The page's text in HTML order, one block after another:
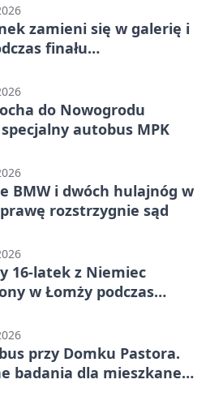
zamieni się w galerię i
finału
do Nowogrodu
autobus MPK
BMW i dwóch hulajnóg w
rozstrzygnie sąd
16-latek z Niemiec
w Łomży podczas
przy Domku Pastora.
badania dla mieszkanek